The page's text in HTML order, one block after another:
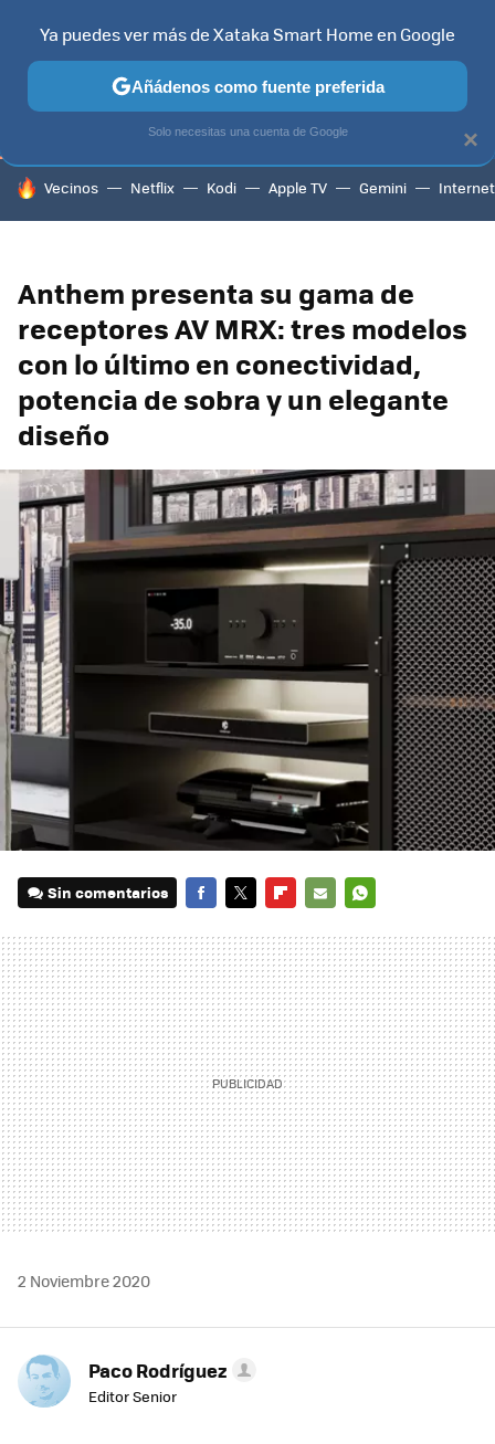
TELEVISORES CONTENIDOS SMART TV SELECCIÓN
HOY SE HABLA DE
Vecinos Netflix Kodi Apple TV Gemini Internet
Anthem presenta su gama de
receptores AV MRX: tres modelos
con lo último en conectividad,
potencia de sobra y un elegante
diseño
Sin comentarios
MAIL
2 Noviembre 2020
Paco Rodríguez
Editor Senior
×
Ya puedes ver más de Xataka Smart Home en Google
Añádenos como fuente preferida
Solo necesitas una cuenta de Google